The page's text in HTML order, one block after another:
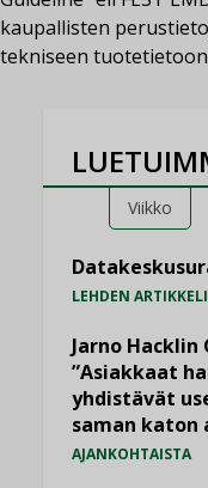
kaupallisten
tekniseen
Viikko
LEHDEN
Jarno
”Asiakkaat
yhdistävät
saman katon
AJANKOHTAISTA